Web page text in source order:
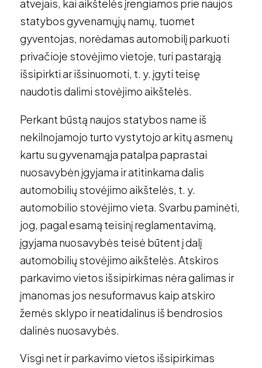
atvejais, kai aikštelės įrengiamos prie naujos
statybos gyvenamųjų namų, tuomet
gyventojas, norėdamas automobilį parkuoti
privačioje stovėjimo vietoje, turi pastarąją
išsipirkti ar išsinuomoti, t. y. įgyti teisę
naudotis dalimi stovėjimo aikštelės.
Perkant būstą naujos statybos name iš
nekilnojamojo turto vystytojo ar kitų asmenų
kartu su gyvenamąja patalpa paprastai
nuosavybėn įgyjama ir atitinkama dalis
automobilių stovėjimo aikštelės, t. y.
automobilio stovėjimo vieta. Svarbu paminėti,
jog, pagal esamą teisinį reglamentavimą,
įgyjama nuosavybės teisė būtent į dalį
automobilių stovėjimo aikštelės. Atskiros
parkavimo vietos išsipirkimas nėra galimas ir
įmanomas jos nesuformavus kaip atskiro
žemės sklypo ir neatidalinus iš bendrosios
dalinės nuosavybės.
Visgi net ir parkavimo vietos išsipirkimas